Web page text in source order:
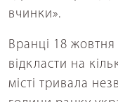
вчинки».
Вранці 18
відкласти на
місті тривала